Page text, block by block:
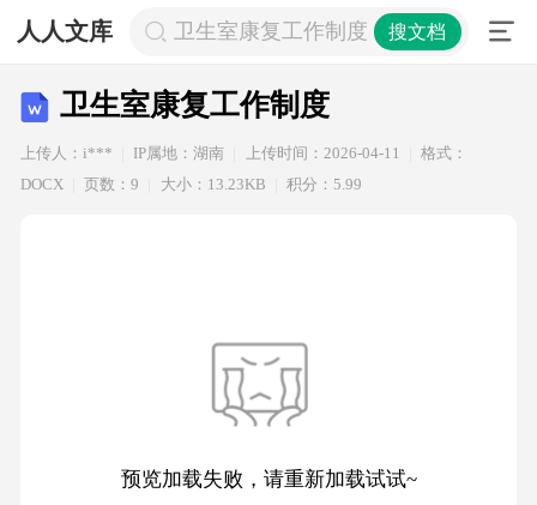
人人文库 卫生室康复工作制度 搜文档
卫生室康复工作制度
上传人：i*** IP属地：湖南 上传时间：2026-04-11
格式：
DOCX
页数：9 大小：13.23KB 积分：5.99
预览加载失败，请重新加载试试~